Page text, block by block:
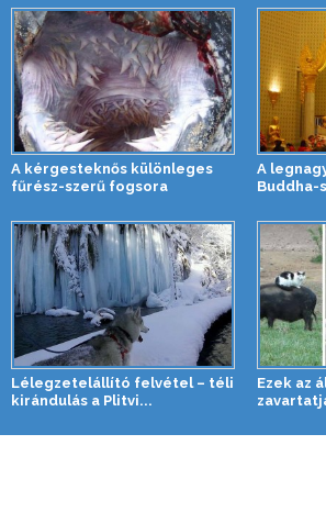
A kérgesteknős különleges
fűrész-szerű fogsora
A
Buddha-
Lélegzetelállító felvétel – téli
kirándulás a Plitvi...
Ezek az